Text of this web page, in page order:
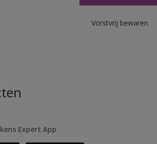
Vorstvrij bewaren
Expert App